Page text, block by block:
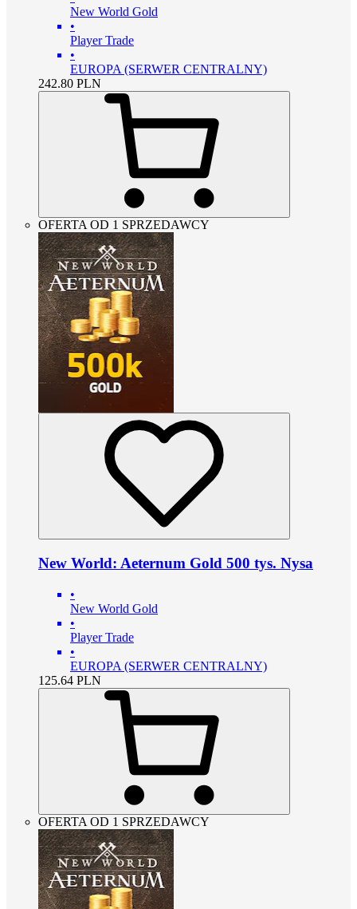
New World Gold
•
Player Trade
•
EUROPA (SERWER CENTRALNY)
242.80 PLN
OFERTA OD 1 SPRZEDAWCY
New World: Aeternum Gold 500 tys. Nysa
•
New World Gold
•
Player Trade
•
EUROPA (SERWER CENTRALNY)
125.64 PLN
OFERTA OD 1 SPRZEDAWCY